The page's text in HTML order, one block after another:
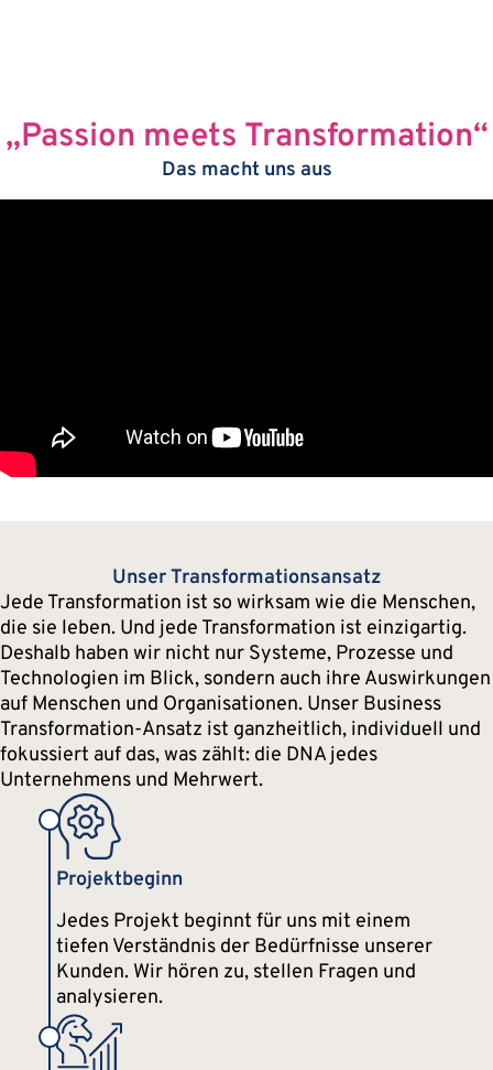
„Passion meets Transformation“
Das macht uns aus
Unser Transformationsansatz
Jede Transformation ist so wirksam wie die Menschen,
die sie leben. Und jede Transformation ist einzigartig.
Deshalb haben wir nicht nur Systeme, Prozesse und
Technologien im Blick, sondern auch ihre Auswirkungen
auf Menschen und Organisationen. Unser Business
Transformation-Ansatz ist ganzheitlich, individuell und
fokussiert auf das, was zählt: die DNA jedes
Unternehmens und Mehrwert.
Projektbeginn
Jedes Projekt beginnt für uns mit einem
tiefen Verständnis der Bedürfnisse unserer
Kunden. Wir hören zu, stellen Fragen und
analysieren.